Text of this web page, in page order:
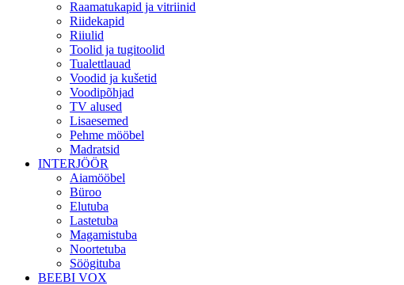
Raamatukapid ja vitriinid
Riidekapid
Riiulid
Toolid ja tugitoolid
Tualettlauad
Voodid ja kušetid
Voodipõhjad
TV alused
Lisaesemed
Pehme mööbel
Madratsid
INTERJÖÖR
Aiamööbel
Büroo
Elutuba
Lastetuba
Magamistuba
Noortetuba
Söögituba
BEEBI VOX